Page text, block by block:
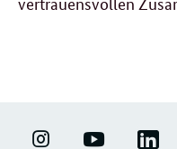
ERFOLGSFAKTOR
YOUTUBE